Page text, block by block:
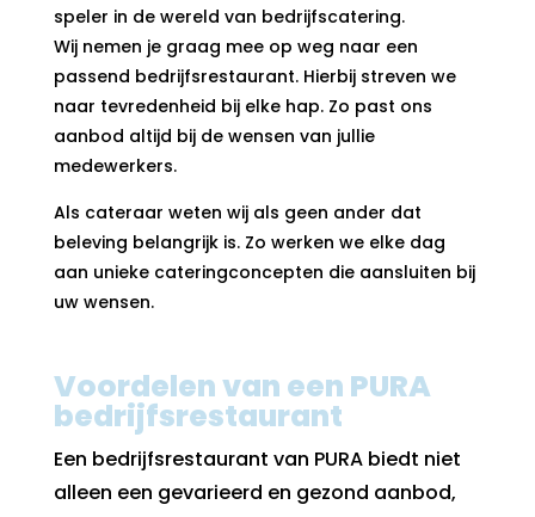
speler in de wereld van bedrijfscatering.
Wij nemen je graag mee op weg naar een
passend bedrijfsrestaurant. Hierbij streven we
naar tevredenheid bij elke hap. Zo past ons
aanbod altijd bij de wensen van jullie
medewerkers.
Als cateraar weten wij als geen ander dat
beleving belangrijk is. Zo werken we elke dag
aan unieke cateringconcepten die aansluiten bij
uw wensen.
Voordelen van een PURA
bedrijfsrestaurant
Een bedrijfsrestaurant van PURA biedt niet
alleen een gevarieerd en gezond aanbod,